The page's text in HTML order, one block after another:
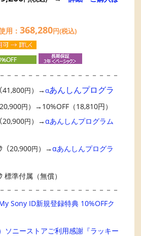
用：368,280円(税込)
－－－－－－－－－－－－－－－－
41,800円）→αあんしんプログラ
円）→10%OFF（18,810円）
20,900円）→αあんしんプログラム
（20,900円）→αあんしんプログラ
標準付属（無償）
－－－－－－－－－－－－－－－－
Sony ID新規登録特典 10%OFFク
ソニーストアご利用感謝『ラッキー